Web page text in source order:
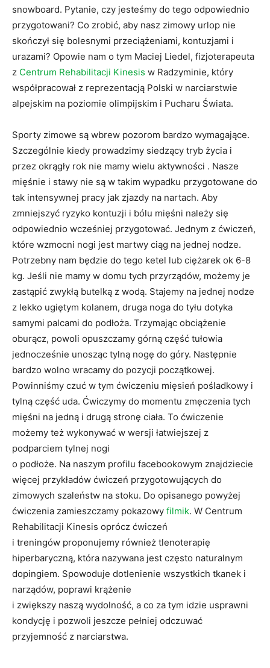
snowboard. Pytanie, czy jesteśmy do tego odpowiednio
przygotowani? Co zrobić, aby nasz zimowy urlop nie
skończył się bolesnymi przeciążeniami, kontuzjami i
urazami? Opowie nam o tym Maciej Liedel, fizjoterapeuta
z Centrum Rehabilitacji Kinesis w Radzyminie, który
współpracował z reprezentacją Polski w narciarstwie
alpejskim na poziomie olimpijskim i Pucharu Świata.
Sporty zimowe są wbrew pozorom bardzo wymagające.
Szczególnie kiedy prowadzimy siedzący tryb życia i
przez okrągły rok nie mamy wielu aktywności . Nasze
mięśnie i stawy nie są w takim wypadku przygotowane do
tak intensywnej pracy jak zjazdy na nartach. Aby
zmniejszyć ryzyko kontuzji i bólu mięśni należy się
odpowiednio wcześniej przygotować. Jednym z ćwiczeń,
które wzmocni nogi jest martwy ciąg na jednej nodze.
Potrzebny nam będzie do tego ketel lub ciężarek ok 6-8
kg. Jeśli nie mamy w domu tych przyrządów, możemy je
zastąpić zwykłą butelką z wodą. Stajemy na jednej nodze
z lekko ugiętym kolanem, druga noga do tyłu dotyka
samymi palcami do podłoża. Trzymając obciążenie
oburącz, powoli opuszczamy górną część tułowia
jednocześnie unosząc tylną nogę do góry. Następnie
bardzo wolno wracamy do pozycji początkowej.
Powinniśmy czuć w tym ćwiczeniu mięsień pośladkowy i
tylną część uda. Ćwiczymy do momentu zmęczenia tych
mięśni na jedną i drugą stronę ciała. To ćwiczenie
możemy też wykonywać w wersji łatwiejszej z
podparciem tylnej nogi
o podłoże. Na naszym profilu facebookowym znajdziecie
więcej przykładów ćwiczeń przygotowujących do
zimowych szaleństw na stoku. Do opisanego powyżej
ćwiczenia zamieszczamy pokazowy filmik. W Centrum
Rehabilitacji Kinesis oprócz ćwiczeń
i treningów proponujemy również tlenoterapię
hiperbaryczną, która nazywana jest często naturalnym
dopingiem. Spowoduje dotlenienie wszystkich tkanek i
narządów, poprawi krążenie
i zwiększy naszą wydolność, a co za tym idzie usprawni
kondycję i pozwoli jeszcze pełniej odczuwać
przyjemność z narciarstwa.